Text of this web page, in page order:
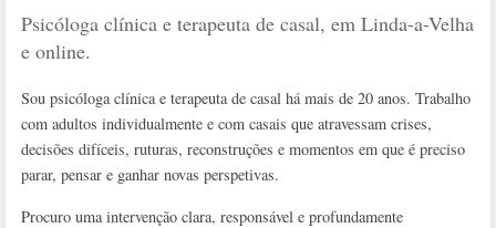
Psicóloga clínica e terapeuta de casal, em Linda-a-Velha
e online.
Sou psicóloga clínica e terapeuta de casal há mais de 20 anos. Trabalho
com adultos individualmente e com casais que atravessam crises,
decisões difíceis, ruturas, reconstruções e momentos em que é preciso
parar, pensar e ganhar novas perspetivas.
Procuro uma intervenção clara, responsável e profundamente